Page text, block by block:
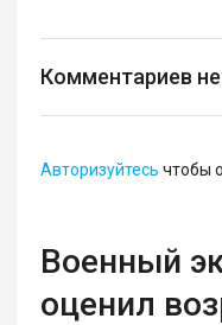
Комментариев
Авторизуйтесь чтобы
Военный
оценил